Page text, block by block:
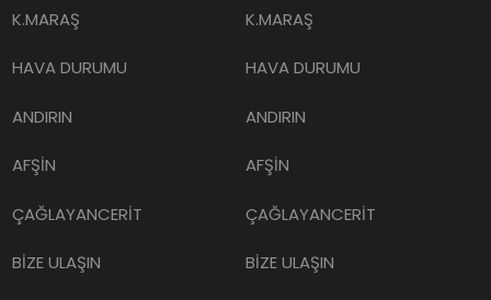
K.MARAŞ
HAVA DURUMU
ANDIRIN
AFŞİN
ÇAĞLAYANCERİT
BİZE ULAŞIN
K.MARAŞ
HAVA DURUMU
ANDIRIN
AFŞİN
ÇAĞLAYANCERİT
BİZE ULAŞIN